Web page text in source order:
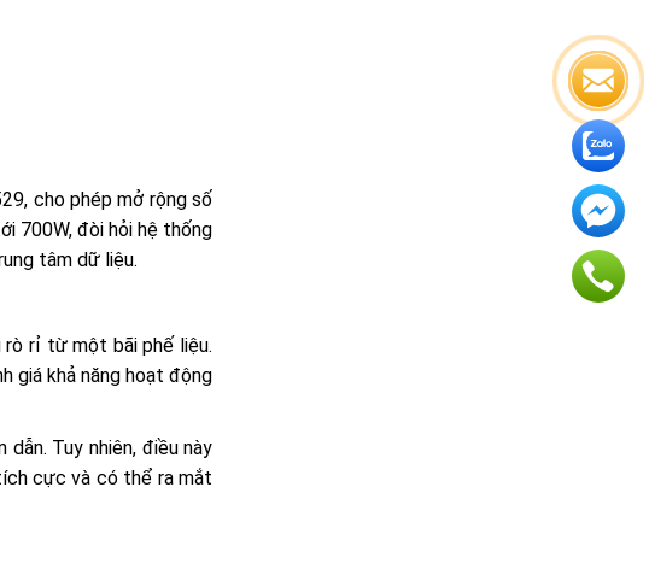
cho phép mở rộng số
700W, đòi hỏi hệ thống
tâm dữ liệu.
rò rỉ từ một bãi phế liệu.
giá khả năng hoạt động
Tuy nhiên, điều này
cực và có thể ra mắt